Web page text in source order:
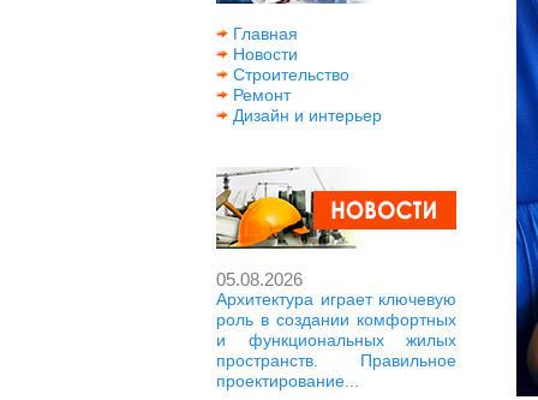
Главная
Новости
Строительство
Ремонт
Дизайн и интерьер
05.08.2026
Архитектура играет ключевую
роль в создании комфортных
и функциональных жилых
пространств. Правильное
проектирование...